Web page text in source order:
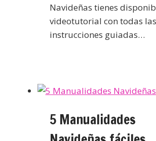
Navideñas tienes
videotutorial con todas las
instrucciones guiadas…
5 Manualidades